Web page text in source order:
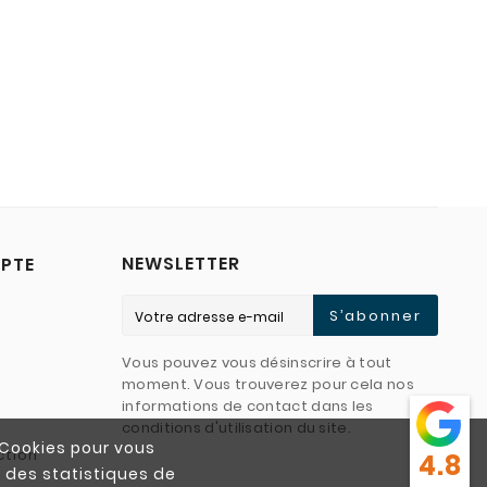
pour vous
des statistiques de
NEWSLETTER
S’abonner
Vous pouvez vous désinscrire à tout
moment. Vous trouverez pour cela nos
informations de contact dans les
conditions d'utilisation du site.
4.8